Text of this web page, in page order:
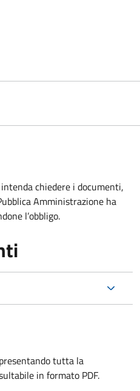
chiedere i documenti,
Amministrazione ha
l’obbligo.
tutta la
in formato PDF.